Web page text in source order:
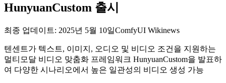
HunyuanCustom 출시
최종 업데이트: 2025년 5월 10일ComfyUI Wikinews
텐센트가 텍스트, 이미지, 오디오 및 비디오 조건을 지원하는
멀티모달 비디오 맞춤화 프레임워크 HunyuanCustom을 발표하
여 다양한 시나리오에서 높은 일관성의 비디오 생성 가능